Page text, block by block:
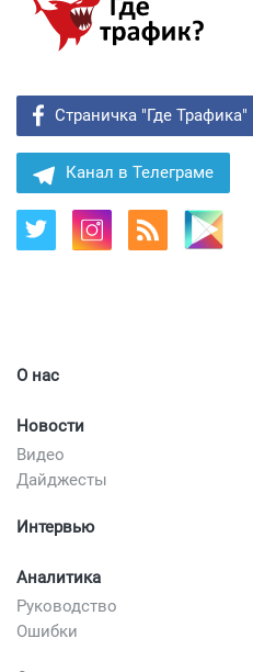
Страничка "Где Трафика"
Канал в Телеграме
О нас
Новости
Видео
Дайджесты
Интервью
Аналитика
Руководство
Ошибки